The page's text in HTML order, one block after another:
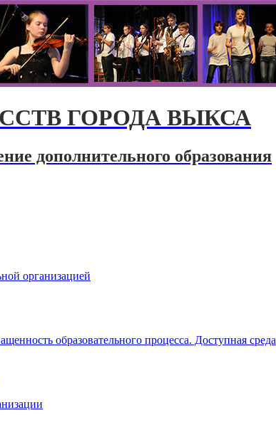
ГОРОДА ВЫКСА
дополнительного образования
организацией
образовательного процесса. Доступная среда